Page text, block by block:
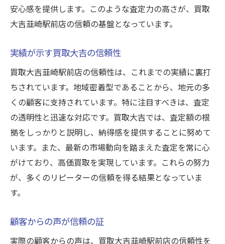
安心感を提供します。このような査定力の高さが、買取
大吉韮崎駅前店の信頼の基盤となっています。
実績が示す買取大吉の信頼性
買取大吉韮崎駅前店の信頼性は、これまでの実績に裏打
ちされています。地域密着型であることから、地元の多
くの顧客に支持されています。特に注目すべきは、査定
の透明性と迅速な対応です。買取大吉では、査定額の根
拠をしっかりと説明し、納得感を提供することに努めて
います。また、最新の市場動向を踏まえた査定を常に心
がけており、高価買取を実現しています。これらの努力
が、多くのリピーターの信頼を得る結果となっていま
す。
顧客からの声が信頼の証
実際の顧客からの声は、買取大吉韮崎駅前店の信頼性を